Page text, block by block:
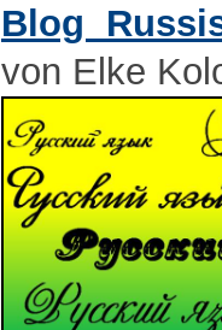
Blog
von Elke